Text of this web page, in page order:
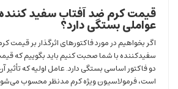
قیمت کرم ضد آفتاب سفید
عواملی بستگی دارد؟
اگر بخواهیم در مورد فاکتورهای اثرگذار بر قیمت
سفیدکننده با شما صحبت کنیم باید بگوییم که
دو فاکتور اساسی بستگی دارد. عامل اولیه که تأثیر
است، فرمولاسیون ویژه کرم مدنظر محسوب